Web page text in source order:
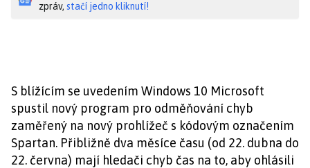
zpráv, stačí jedno kliknutí!
S blížícím se uvedením Windows 10 Microsoft
spustil nový program pro odměňování chyb
zaměřený na nový prohlížeč s kódovým označením
Spartan. Přibližně dva měsíce času (od 22. dubna do
22. června) mají hledači chyb čas na to, aby ohlásili